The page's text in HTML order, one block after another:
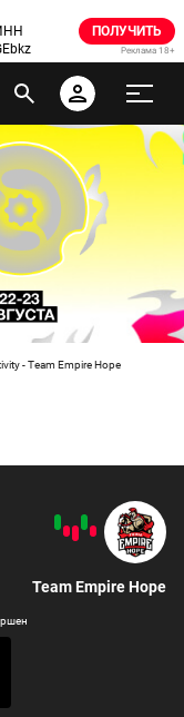
ПОЛУЧИТЬ
Реклама 18+
- Team Empire Hope
Team Empire Hope